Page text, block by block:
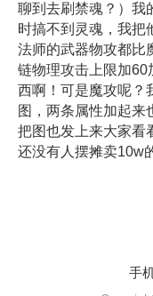
聊到去刷禁魂？）我
时搞不到灵魂，我把
法师的武器物攻都比
链物理攻击上限加60
西啊！可是魔攻呢？
图，两条属性加起来
把图也发上来大家看
还没有人摆摊卖10w
手